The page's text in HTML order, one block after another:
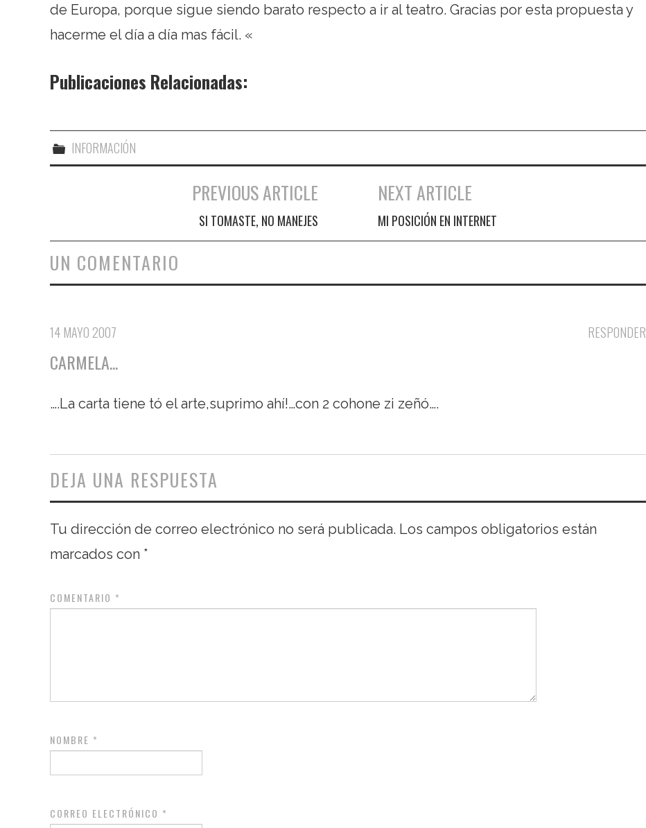
de Europa, porque sigue siendo barato respecto a ir al teatro. Gracias por esta propuesta y
hacerme el día a día mas fácil. «
Publicaciones Relacionadas:
INFORMACIÓN
Navegación de entradas
PREVIOUS ARTICLE
SI TOMASTE, NO MANEJES
NEXT ARTICLE
MI POSICIÓN EN INTERNET
UN COMENTARIO
RESPONDER
14 MAYO 2007
CARMELA...
….La carta tiene tó el arte,suprimo ahí!…con 2 cohone zi zeñó….
DEJA UNA RESPUESTA
Tu dirección de correo electrónico no será publicada. Los campos obligatorios están
marcados con *
COMENTARIO *
NOMBRE *
CORREO ELECTRÓNICO *